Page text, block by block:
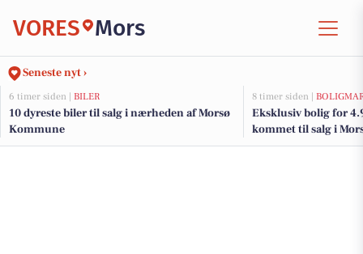
VORES Mors
Seneste nyt ›
6 timer siden | BILER
10 dyreste biler til salg i nærheden af Morsø
Kommune
8 timer siden |
Eksklusiv bolig for
kommet til salg i
boliger her